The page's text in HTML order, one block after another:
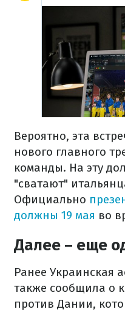
Вероятно, эта
нового главного
команды. На эту
"сватают"
Официально
должны 19 мая во
Далее – еще
Ранее Украинская
также сообщила о
против Дании,